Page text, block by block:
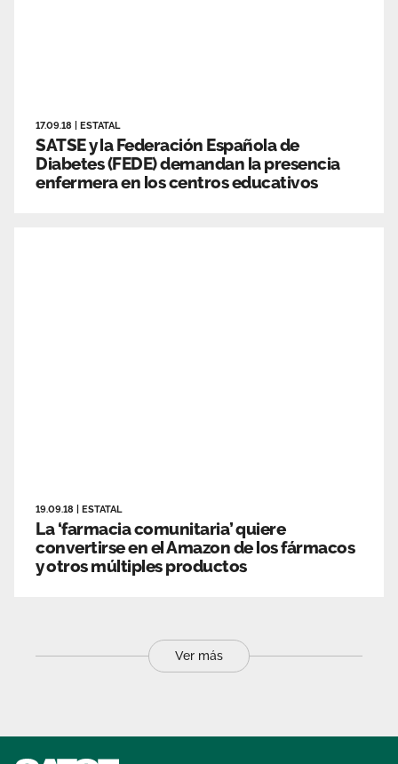
17.09.18 ESTATAL
SATSE y la Federación Española de
Diabetes (FEDE) demandan la presencia
enfermera en los centros educativos
19.09.18 ESTATAL
La ‘farmacia comunitaria’ quiere
convertirse en el Amazon de los fármacos
y otros múltiples productos
Ver más